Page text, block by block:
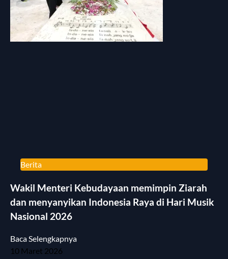
Berita
Wakil Menteri Kebudayaan memimpin Ziarah
dan menyanyikan Indonesia Raya di Hari Musik
Nasional 2026
Baca Selengkapnya
10 Maret 2026